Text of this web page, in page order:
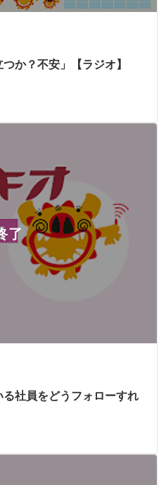
か？不安」【ラジオ】
る社員をどうフォローすれ